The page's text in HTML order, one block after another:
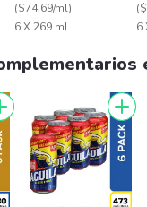
($74.69/ml)
6 X 269 mL
(
6